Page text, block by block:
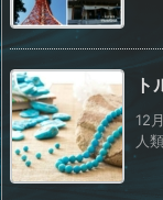
ト
12
人